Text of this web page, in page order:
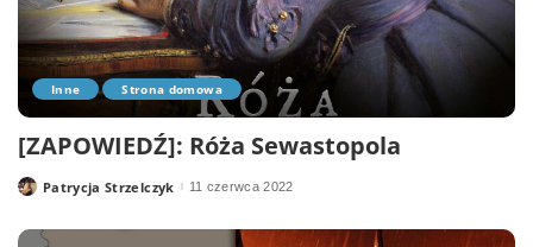
Inne Strona domowa
[ZAPOWIEDŹ]: Róża Sewastopola
PostedPatrycja Strzelczyk 11 czerwca 2022